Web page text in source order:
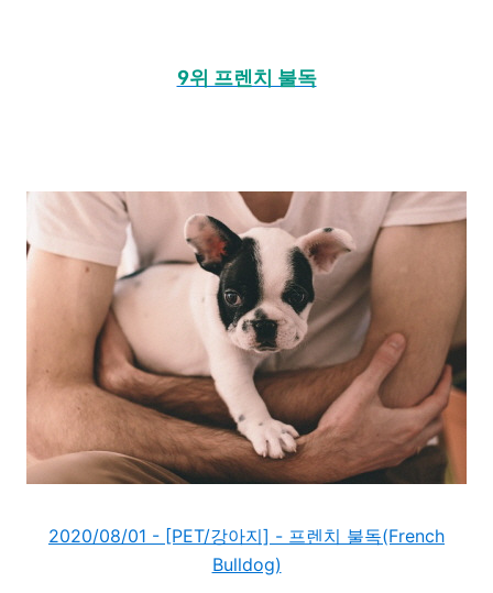
9위 프렌치 불독
2020/08/01 - [PET/강아지] - 프렌치 불독(French
Bulldog)